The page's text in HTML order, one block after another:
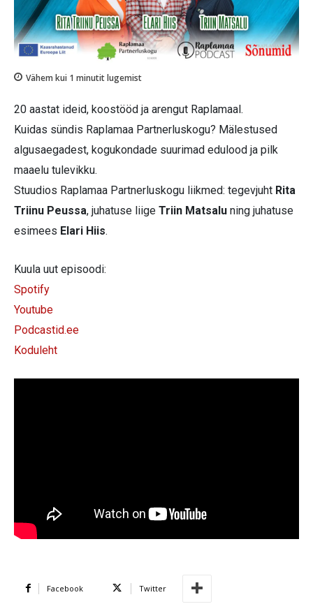
Vähem kui 1 minutit lugemist
20 aastat ideid, koostööd ja arengut Raplamaal.
Kuidas sündis Raplamaa Partnerluskogu? Mälestused
algusaegadest, kogukondade suurimad edulood ja pilk
maaelu tulevikku.
Stuudios Raplamaa Partnerluskogu liikmed: tegevjuht Rita
Triinu Peussa, juhatuse liige Triin Matsalu ning juhatuse
esimees Elari Hiis.
Kuula uut episoodi:
Spotify
Youtube
Podcastid.ee
Koduleht
Facebook Twitter